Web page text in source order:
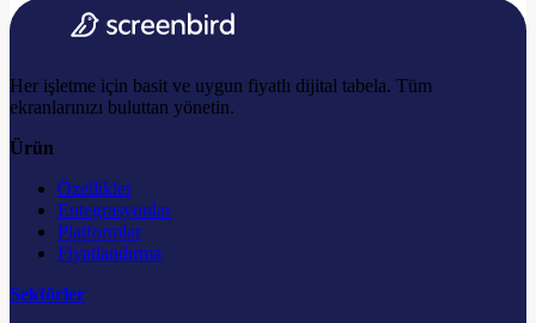
Her işletme için basit ve uygun fiyatlı dijital tabela. Tüm
ekranlarınızı buluttan yönetin.
Ürün
Özellikler
Entegrasyonlar
Platformlar
Fiyatlandırma
Sektörler